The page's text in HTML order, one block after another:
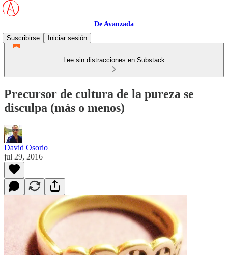
De Avanzada
Suscribirse
Iniciar sesión
Lee sin distracciones en Substack
Precursor de cultura de la pureza se
disculpa (más o menos)
David Osorio
jul 29, 2016